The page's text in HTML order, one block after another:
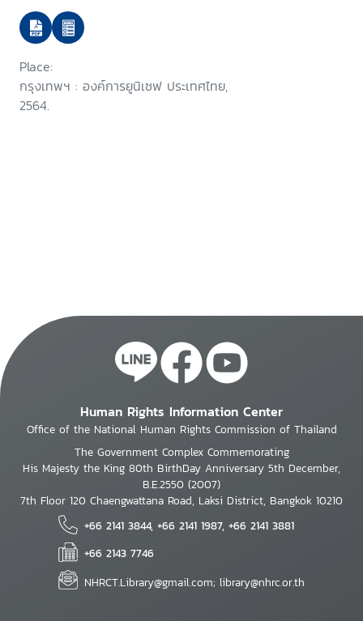
Place:
กรุงเทพฯ : องค์การยูนิเซฟ ประเทศไทย,
2564.
Human Rights Information Center
Office of the National Human Rights Commission of Thailand
The Government Complex Commemorating
His Majesty the King 80th BirthDay Anniversary 5th December,
B.E.2550 (2007)
7th Floor 120 Chaengwattana Road, Laksi District, Bangkok 10210
+66 2141 3844, +66 2141 1987, +66 2141 3881
+66 2143 7746
NHRCT.Library@gmail.com; library@nhrc.or.th